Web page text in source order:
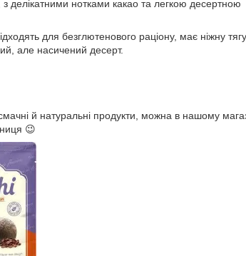
делікатними нотками какао та легкою десертною
для безглютенового раціону, має ніжну
але насичений десерт.
й натуральні продукти, можна в нашому
😉